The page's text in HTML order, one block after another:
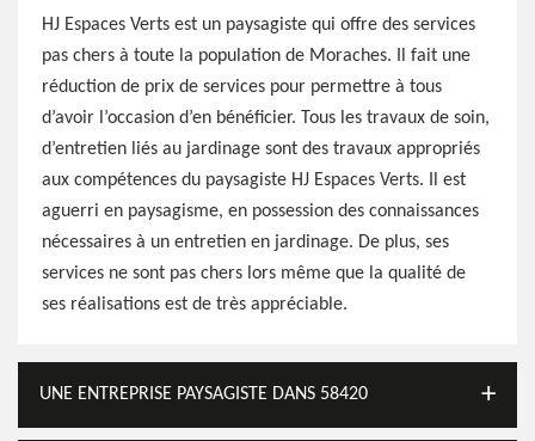
HJ Espaces Verts est un paysagiste qui offre des services
pas chers à toute la population de Moraches. Il fait une
réduction de prix de services pour permettre à tous
d’avoir l’occasion d’en bénéficier. Tous les travaux de soin,
d’entretien liés au jardinage sont des travaux appropriés
aux compétences du paysagiste HJ Espaces Verts. Il est
aguerri en paysagisme, en possession des connaissances
nécessaires à un entretien en jardinage. De plus, ses
services ne sont pas chers lors même que la qualité de
ses réalisations est de très appréciable.
UNE ENTREPRISE PAYSAGISTE DANS 58420